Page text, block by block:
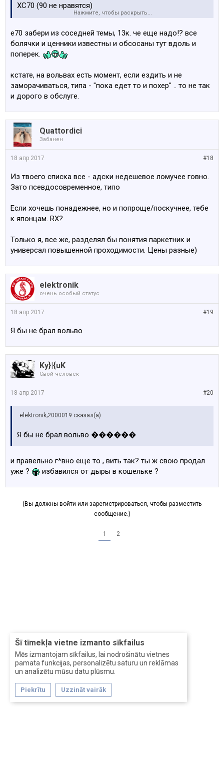
Šī tīmekļa vietne izmanto sīkfailus
Mēs izmantojam sīkfailus, lai nodrošinātu vietnes
pamata funkcijas, personalizētu saturu un reklāmas
un analizētu mūsu datu plūsmu.
Piekrītu Uzzināt vairāk
XC70 (90 не нравятся)
Навороты не нужны, типо кейлес и прочего ломучего
достаточно большой багажник! Кпп пох.
Что посоветуете (кроме шкоды)
Нажмите, чтобы раскрыть...
е70 забери из соседней темы, 13к. че еще надо!? все
болячки и ценники известны и обсосаны тут вдоль и
поперек.
кстате, на вольвах есть момент, если ездить и не
заморачиваться, типа - "пока едет то и похер" .. то не так
и дорого в обслуге.
Quattordici
Забанен
#18
18 апр 2017
Из твоего списка все - адски недешевое ломучее говно.
Зато псевдосовременное, типо
Если хочешь понадежнее, но и попроще/поскучнее, тебе
к японцам. RX?
Только я, все же, разделял бы понятия паркетник и
универсал повышенной проходимости. Цены разные)
elektronik
очень особый статус
#19
18 апр 2017
Я бы не брал вольво
Ky}|{uK
Свой человек
#20
18 апр 2017
elektronik;2000019 сказал(а):
Я бы не брал вольво ������
и правельно г*вно еще то , вить так? ты ж свою продал
уже ?
избавился от дыры в кошельке ?
(Вы должны войти или зарегистрироваться, чтобы разместить
сообщение.)
1 2